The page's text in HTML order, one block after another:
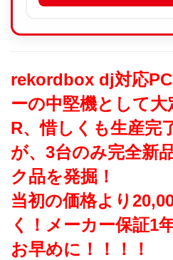
rekordbox dj対応
ーの中堅機として
R、惜しくも生産完
が、3台のみ完全新
ク品を発掘！
当初の価格より
く！メーカー保証1
お早めに！！！！